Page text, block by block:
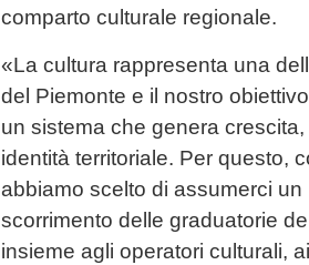
comparto culturale regionale.
«La cultura rappresenta una
del Piemonte e il nostro
un sistema che genera
identità territoriale. Per questo,
abbiamo scelto di assumerci
scorrimento delle graduatorie
insieme agli operatori culturali,